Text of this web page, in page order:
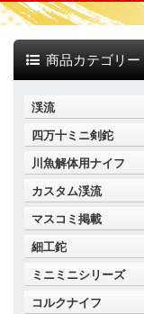
商品カテゴリー
渓流
四万十ミニ剣鉈
川魚解体用ナイフ
カスタム渓流
マスコミ掲載
細工鉈
ミニミニシリーズ
コルクナイフ